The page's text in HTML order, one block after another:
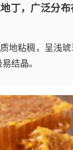
丁，广泛分布
地粘稠，呈浅
结晶。